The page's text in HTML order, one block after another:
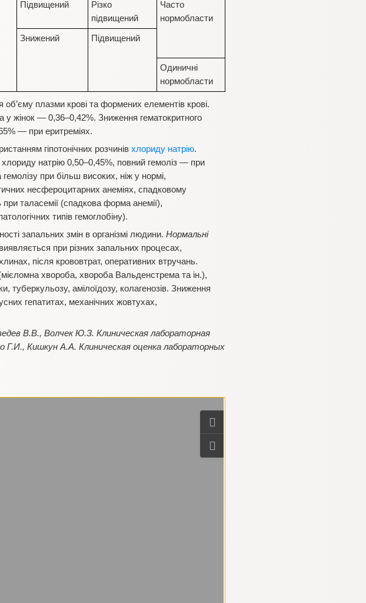
Підвищений
Різко
підвищений
Часто
нормобласти
Знижений Підвищений
Одиничні
нормобласти
об’єму плазми крові та формених елементів крові.
у жінок — 0,36–0,42%. Зниження гематокритного
— при еритреміях.
гіпотонічних розчинів хлориду натрію.
натрію 0,50–0,45%, повний гемоліз — при
при більш високих, ніж у нормі,
несфероцитарних анеміях, спадковому
таласемії (спадкова форма анемії),
типів гемоглобіну).
запальних змін в організмі людини. Нормальні
при різних запальних процесах,
після крововтрат, оперативних втручань.
хвороба, хвороба Вальденстрема та ін.),
туберкульозу, амілоїдозу, колагенозів. Зниження
гепатитах, механічних жовтухах,
В.В., Волчек Ю.З. Клиническая лабораторная
Г.И., Кишкун А.А. Клиническая оценка лабораторных